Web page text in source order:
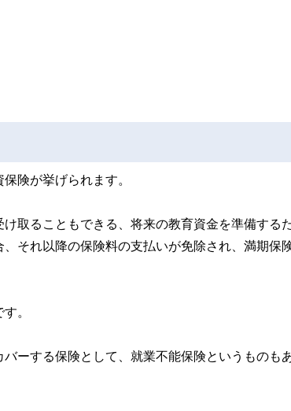
険が挙げられます。
取ることもできる、将来の教育資金を準備する
それ以降の保険料の支払いが免除され、満期保
。
ーする保険として、就業不能保険というものも